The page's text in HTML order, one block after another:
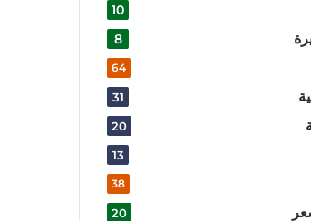
10
8
64
31
20
13
38
20